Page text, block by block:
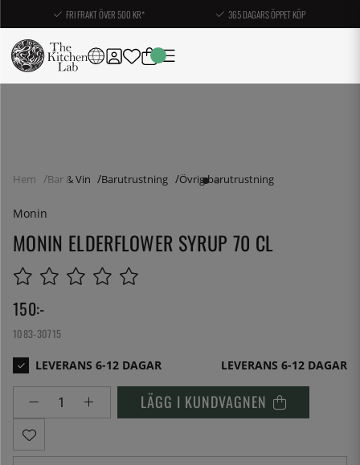
FRI FRAKT ÖVER 500 KR* 365 DAGARS ÖPPET KÖP
Hem Bar & Vin Barutrustning Övrig barutrustning
Monin
MONIN ELDERFLOWER SYRUP 70 CL
150:-
1083-30715
LEVERANS 6-12 DAGAR
LÄGG I KUNDVAGNEN